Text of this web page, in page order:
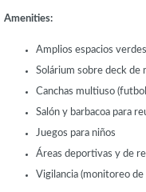
Amenities:
Amplios espacios verdes
Solárium sobre deck de
Canchas multiuso
Salón y barbacoa para
Juegos para niños
Áreas deportivas y de
Vigilancia (monitoreo de